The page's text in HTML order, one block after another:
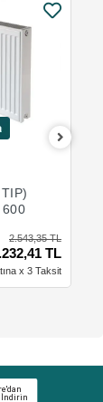
600
2.543,35 TL
TL
x 3 Taksit